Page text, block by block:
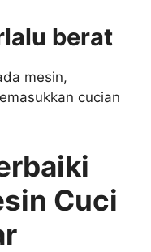
berat
mesin,
cucian
Cuci